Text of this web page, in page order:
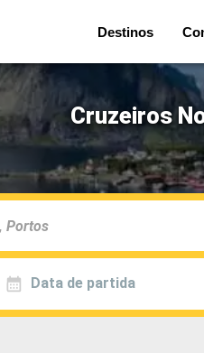
Destinos
Cruzeiros
Data de partida